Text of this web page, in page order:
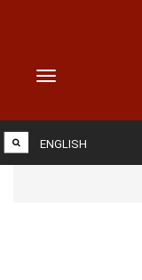
Toggle
ENGLISH